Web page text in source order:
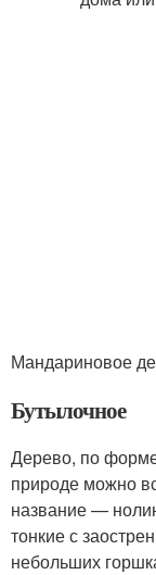
Мандариновое
Бутылочное
Дерево, по
природе можно
название —
тонкие с
небольших